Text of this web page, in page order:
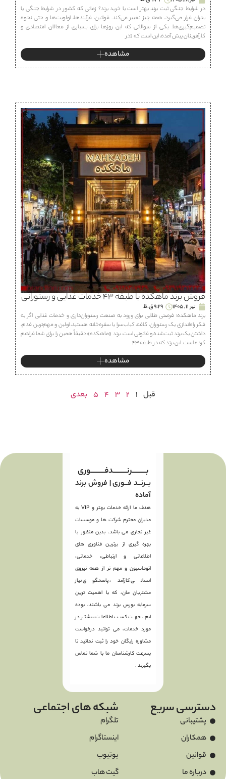
در شرایط جنگی ثبت برند بهتر است یا خرید برند؟ زمانی که کشور در شرایط جنگی یا
بحران قرار می‌گیرد، همه چیز تغییر می‌کند. قوانین، فرآیندها، اولویت‌ها و حتی نحوه
تصمیم‌گیری‌ها. یکی از سوالاتی که این روزها برای بسیاری از فعالان اقتصادی و
کارآفرینان پیش آمده، این است که «در
مشاهده
فروش برند ماهكده با طبقه ۴۳ خدمات غذایی و رستورانی
تیر 11, 1405
9:29 ق.ظ
برند ماهكده؛ فرصتی طلایی برای ورود به صنعت رستوران‌داری و خدمات غذایی اگر به
فکر راه‌اندازی یک رستوران، كافه، كباب‌سرا یا سفره‌خانه هستید، اولین و مهم‌ترین قدم،
داشتن یک برند ثبت‌شده و قانونی است. برند «ماهكده» دقیقاً همین را برای شما فراهم
کرده است. این برند که در طبقه ۴۳
مشاهده
قبل 1
2
3
4
5 بعدی
بـــــــــرنـــــــــدفـــــــــوری
بــرنــد فــوری | فروش برند
آماده
هدف ما ارائه خدمات بهتر و VIP به
مدیران محترم شرکت ها و موسسات
غیر تجاری می باشد. بدین منظور با
بهره گیری از برترین فناوری های
اطلاعاتی و ارتباطی، خدماتی،
اتوماسیون و مهم تر از همه نیروی
انسانی کارآمد، پاسخگوی نیاز
مشتریان مان، که با اهمیت ترین
سرمایه بورس برند می باشند، بوده
ایم. جهت کسب اطلاعات بیشتر در
مورد خدمات، می توانید درخواست
مشاوره رایگان خود را ثبت نمائید تا
بسرعت کارشناسان ما با شما تماس
بگیرند .
دسترسی سریع
پشتیبانی
همکاران
قوانین
درباره ما
شبکه های اجتماعی
تلگرام
اینستاگرام
یوتیوب
گیت هاب